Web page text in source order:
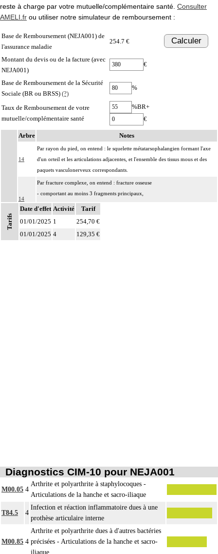
reste à charge par votre mutuelle/complémentaire santé. Consulter
AMELI.fr ou utiliser notre simulateur de remboursement :
Base de Remboursement (NEJA001) de
l'assurance maladie
254.7 € Calculer
Montant du devis ou de la facture (avec
NEJA001)
€
Base de Remboursement de la Sécurité
Sociale (BR ou BRSS) (?)
%
Taux de Remboursement de votre
mutuelle/complémentaire santé
%BR+
€
Notes
Arbre Notes
14
Par rayon du pied, on entend : le squelette métatarsophalangien formant l'axe
d'un orteil et les articulations adjacentes, et l'ensemble des tissus mous et des
paquets vasculonerveux correspondants.
14
Par fracture complexe, on entend : fracture osseuse
- comportant au moins 3 fragments principaux,
- incoercible après réduction,
- avec enfoncement ostéochondral nécessitant un geste de relèvement.
- résection localisée de synoviale, de replis synoviaux et/ou d'ostéophytes
14 Par ostéotomie complexe, on entend : ostéotomie multidirectionnelle.
14
L'arthrodèse inclut l'ostéosynthèse, le prélèvement in situ d'autogreffe osseuse,
Tarifs
Date d'effet Activité
Tarif
01/01/2025 1
254,70 €
01/01/2025 4 129,35 €
Diagnostics CIM-10 pour NEJA001
M00.05 4
Arthrite et polyarthrite à staphylocoques -
Articulations de la hanche et sacro-iliaque
T84.5 4
Infection et réaction inflammatoire dues à une
prothèse articulaire interne
M00.85 4
Arthrite et polyarthrite dues à d'autres bactéries
précisées - Articulations de la hanche et sacro-
iliaque